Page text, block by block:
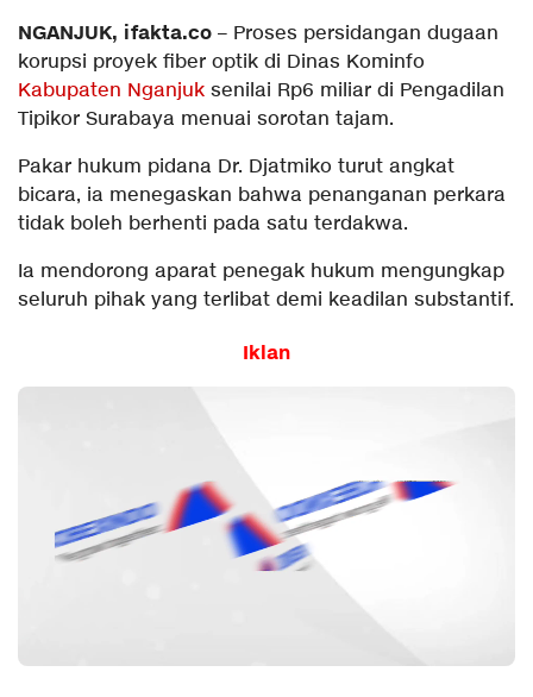
NGANJUK, ifakta.co – Proses persidangan dugaan
korupsi proyek fiber optik di Dinas Kominfo
Kabupaten Nganjuk senilai Rp6 miliar di Pengadilan
Tipikor Surabaya menuai sorotan tajam.
Pakar hukum pidana Dr. Djatmiko turut angkat
bicara, ia menegaskan bahwa penanganan perkara
tidak boleh berhenti pada satu terdakwa.
Ia mendorong aparat penegak hukum mengungkap
seluruh pihak yang terlibat demi keadilan substantif.
Iklan